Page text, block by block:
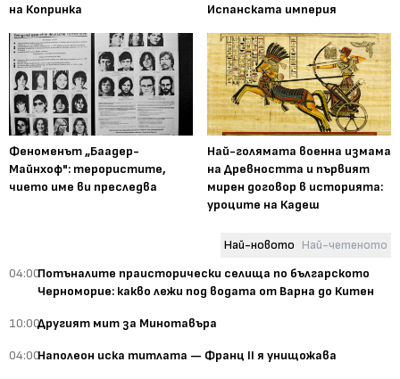
на Копринка
Испанската империя
Феноменът „Баадер-
Майнхоф": терористите,
чието име ви преследва
Най-голямата военна измама
на Древността и първият
мирен договор в историята:
уроците на Кадеш
Най-новото Най-четеното
04:00Потъналите праисторически селища по българското
Черноморие: какво лежи под водата от Варна до Китен
10:00Другият мит за Минотавъра
04:00Наполеон иска титлата — Франц II я унищожава